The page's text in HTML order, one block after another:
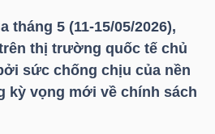
tháng 5 (11-15/05/2026),
thị trường quốc tế chủ
sức chống chịu của nền
kỳ vọng mới về chính sách